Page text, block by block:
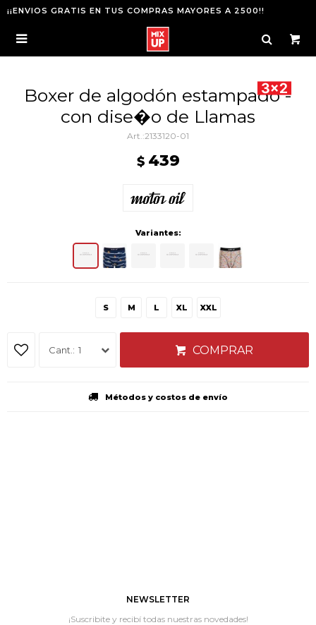
¡¡ENVIOS GRATIS EN TUS COMPRAS MAYORES A 2500!!

Boxer de algodón estampado -
con dise�o de Llamas
2133120-01
$ 439
Variantes:
S M L XL XXL
1 COMPRAR
Métodos y costos de envío
NEWSLETTER
¡Suscribite y recibí todas nuestras novedades!